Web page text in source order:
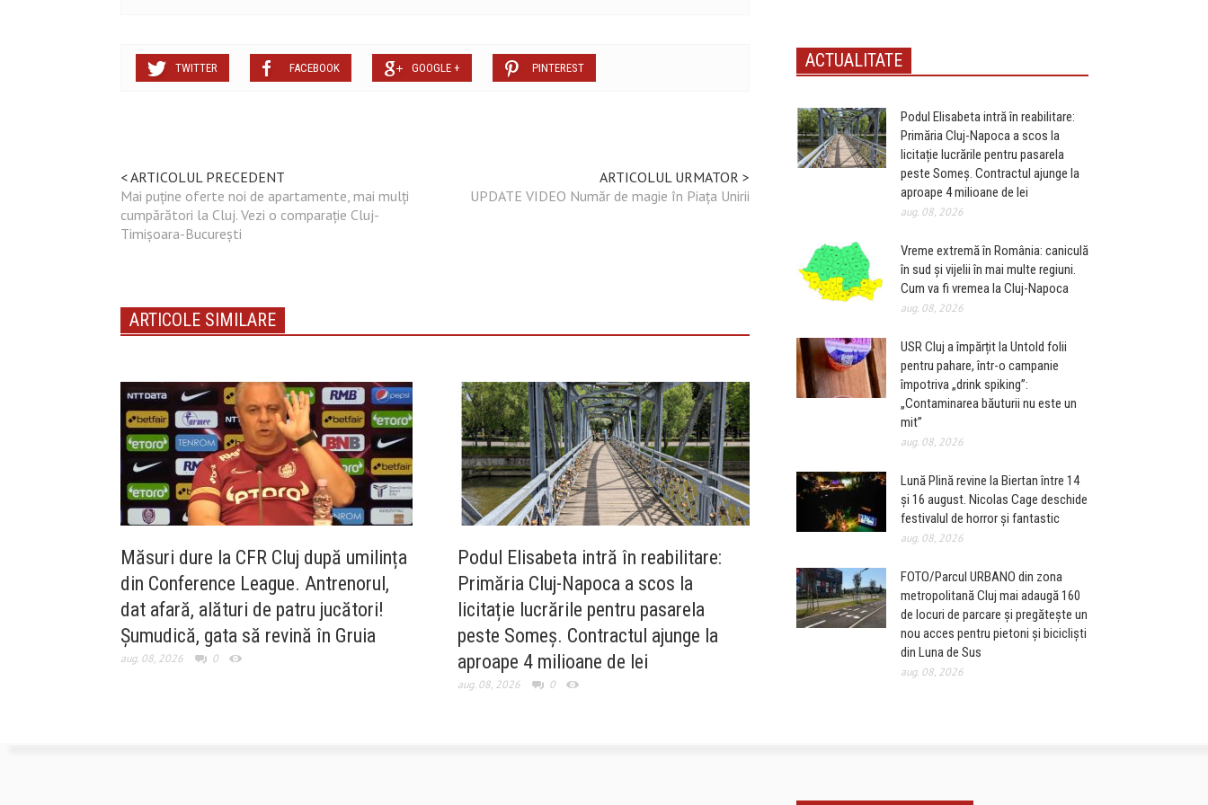
TWITTER FACEBOOK GOOGLE + PINTEREST
< ARTICOLUL PRECEDENT
Mai puține oferte noi de apartamente, mai mulți
cumpărători la Cluj. Vezi o comparație Cluj-
Timișoara-București
ARTICOLUL URMATOR >
UPDATE VIDEO Număr de magie în Piața Unirii
ARTICOLE SIMILARE
Măsuri dure la CFR Cluj după umilința
din Conference League. Antrenorul,
dat afară, alături de patru jucători!
Șumudică, gata să revină în Gruia
aug. 08, 2026 0
Podul Elisabeta intră în reabilitare:
Primăria Cluj-Napoca a scos la
licitație lucrările pentru pasarela
peste Someș. Contractul ajunge la
aproape 4 milioane de lei
aug. 08, 2026 0
ACTUALITATE
Podul Elisabeta intră în reabilitare:
Primăria Cluj-Napoca a scos la
licitație lucrările pentru pasarela
peste Someș. Contractul ajunge la
aproape 4 milioane de lei
aug. 08, 2026
Vreme extremă în România: caniculă
în sud și vijelii în mai multe regiuni.
Cum va fi vremea la Cluj-Napoca
aug. 08, 2026
USR Cluj a împărțit la Untold folii
pentru pahare, într-o campanie
împotriva „drink spiking”:
„Contaminarea băuturii nu este un
mit”
aug. 08, 2026
Lună Plină revine la Biertan între 14
și 16 august. Nicolas Cage deschide
festivalul de horror și fantastic
aug. 08, 2026
FOTO/Parcul URBANO din zona
metropolitană Cluj mai adaugă 160
de locuri de parcare și pregătește un
nou acces pentru pietoni și bicicliști
din Luna de Sus
aug. 08, 2026